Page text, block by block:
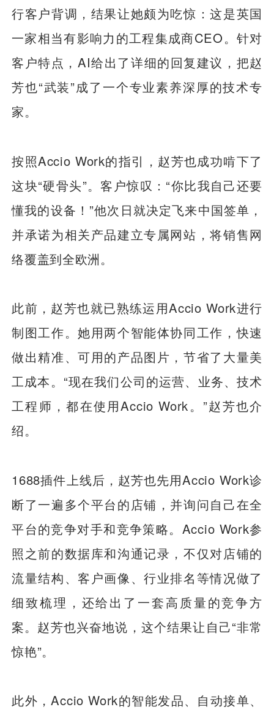
行客户背调，结果让她颇为吃惊：这是英国
一家相当有影响力的工程集成商CEO。针对
客户特点，AI给出了详细的回复建议，把赵
芳也“武装”成了一个专业素养深厚的技术专
家。
按照Accio Work的指引，赵芳也成功啃下了
这块“硬骨头”。客户惊叹：“你比我自己还要
懂我的设备！”他次日就决定飞来中国签单，
并承诺为相关产品建立专属网站，将销售网
络覆盖到全欧洲。
此前，赵芳也就已熟练运用Accio Work进行
制图工作。她用两个智能体协同工作，快速
做出精准、可用的产品图片，节省了大量美
工成本。“现在我们公司的运营、业务、技术
工程师，都在使用Accio Work。”赵芳也介
绍。
1688插件上线后，赵芳也先用Accio Work诊
断了一遍多个平台的店铺，并询问自己在全
平台的竞争对手和竞争策略。Accio Work参
照之前的数据库和沟通记录，不仅对店铺的
流量结构、客户画像、行业排名等情况做了
细致梳理，还给出了一套高质量的竞争方
案。赵芳也兴奋地说，这个结果让自己“非常
惊艳”。
此外，Accio Work的智能发品、自动接单、